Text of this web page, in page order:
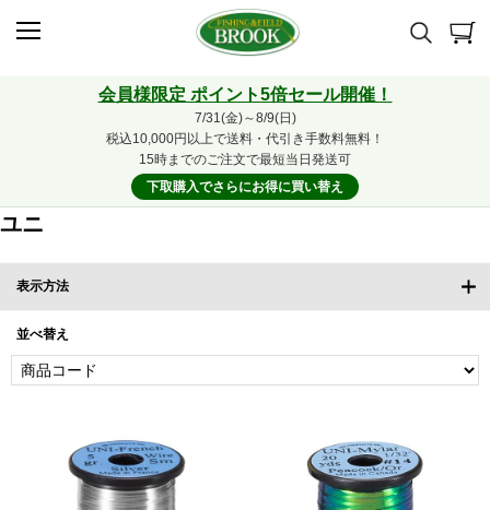
会員様限定 ポイント5倍セール開催！
7/31(金)～8/9(日)
税込10,000円以上で送料・代引き手数料無料！
15時までのご注文で最短当日発送可
下取購入でさらにお得に買い替え
ユニ
表示方法
並べ替え